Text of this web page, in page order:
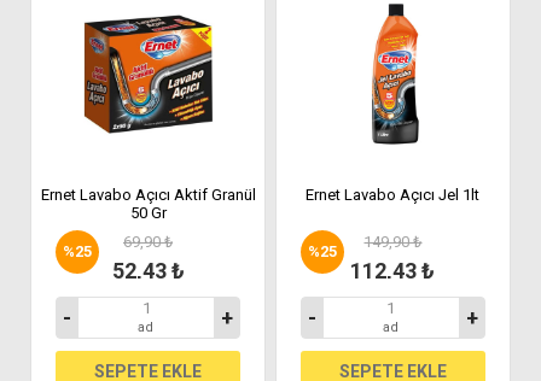
Ernet Lavabo Açıcı Aktif Granül
50 Gr
%25
69,90 ₺
52,43 ₺
-
ad +
Ernet Lavabo Açıcı Jel 1lt
%25
149,90 ₺
112,43 ₺
-
ad +